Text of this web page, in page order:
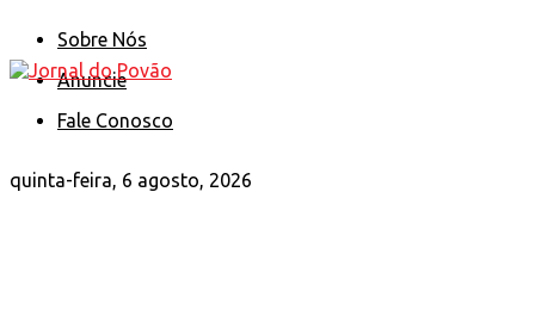
Sobre Nós
Anuncie
Fale Conosco
quinta-feira, 6 agosto, 2026